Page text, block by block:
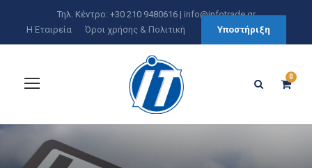
Τηλ. Κέντρο: +30 210 9480616 | info@infotrade.gr
Η Εταιρεία
Όροι χρήσης & Πολιτική Υποστήριξη
0